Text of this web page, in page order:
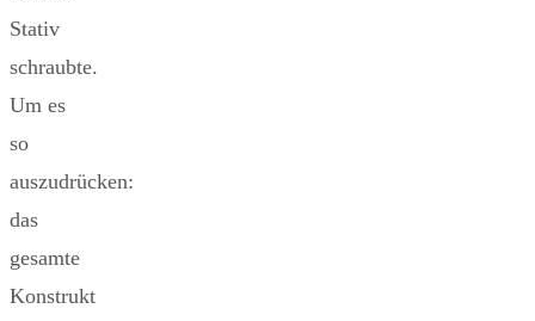
Stativ
schraubte.
Um es
so
auszudrücken:
das
gesamte
Konstrukt